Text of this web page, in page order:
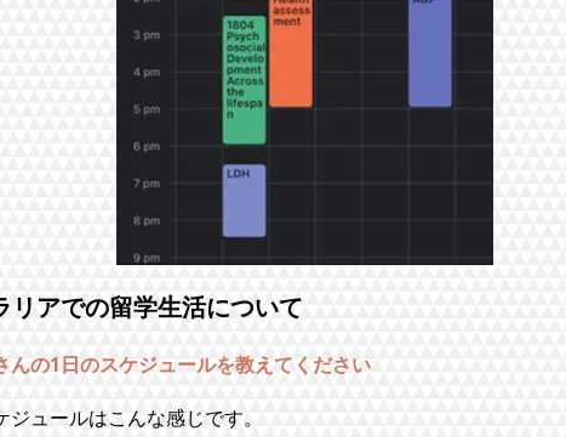
リアでの留学生活について
の1日のスケジュールを教えてください
ジュールはこんな感じです。